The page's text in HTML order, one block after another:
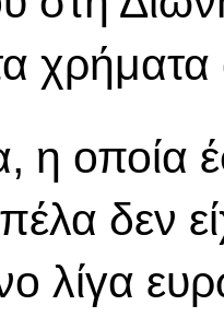
τα
η οποία
δεν
λίγα